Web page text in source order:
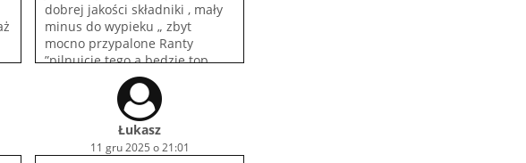
dobrej jakości składniki , mały
minus do wypieku „ zbyt
mocno przypalone Ranty
”pilnujcie tego a będzie top .
Pierwszy i na pewno nie ostatni
raz zawitam ;)
Łukasz
11 gru 2025 o 21:01